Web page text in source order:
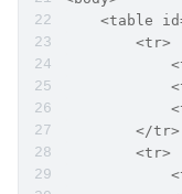
<table
        <tr>
        </tr>
        <tr>